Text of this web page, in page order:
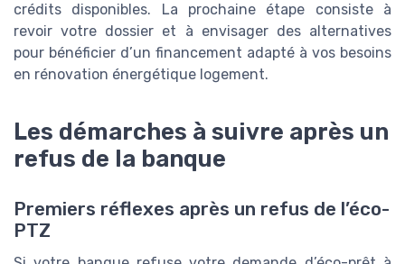
crédits disponibles. La prochaine étape consiste à
revoir votre dossier et à envisager des alternatives
pour bénéficier d’un financement adapté à vos besoins
en rénovation énergétique logement.
Les démarches à suivre après un
refus de la banque
Premiers réflexes après un refus de l’éco-
PTZ